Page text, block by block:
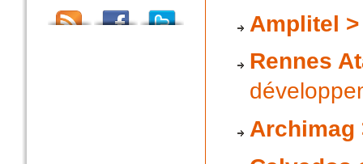
Amplitel >
Rennes
Archimag